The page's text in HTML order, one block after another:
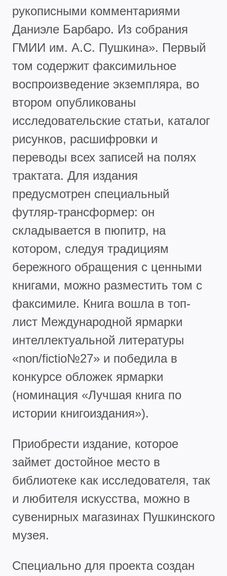
рукописными комментариями
Даниэле Барбаро. Из собрания
ГМИИ им. А.С. Пушкина». Первый
том содержит факсимильное
воспроизведение экземпляра, во
втором опубликованы
исследовательские статьи, каталог
рисунков, расшифровки и
переводы всех записей на полях
трактата. Для издания
предусмотрен специальный
футляр-трансформер: он
складывается в пюпитр, на
котором, следуя традициям
бережного обращения с ценными
книгами, можно разместить том с
факсимиле. Книга вошла в топ-
лист Международной ярмарки
интеллектуальной литературы
«non/fictio№27» и победила в
конкурсе обложек ярмарки
(номинация «Лучшая книга по
истории книгоиздания»).
Приобрести издание, которое
займет достойное место в
библиотеке как исследователя, так
и любителя искусства, можно в
сувенирных магазинах Пушкинского
музея.
Специально для проекта создан